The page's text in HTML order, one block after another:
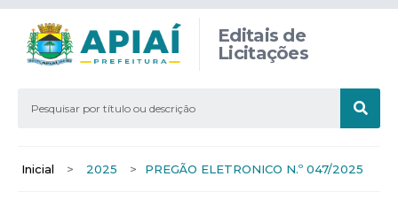
Editais de
Licitações
Inicial > 2025 > PREGÃO ELETRONICO N.º 047/2025